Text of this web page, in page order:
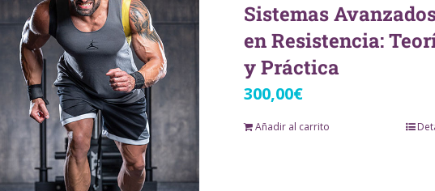
Sistemas
en Resistencia:
y Práctica
300,00€
Añadir al carrito